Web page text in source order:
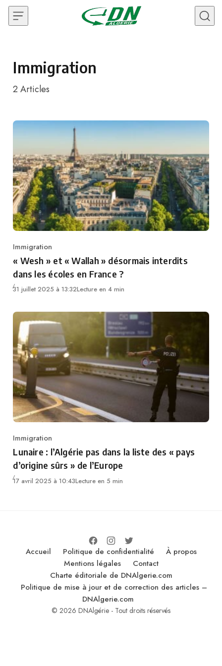
Skip to content
Immigration
2 Articles
Category
Immigration
« Wesh » et « Wallah » désormais interdits
dans les écoles en France ?
31 juillet 2025 à 13:32Lecture en 4 min
Category
Immigration
Lunaire : l’Algérie pas dans la liste des « pays
d’origine sûrs » de l’Europe
17 avril 2025 à 10:43Lecture en 5 min
Accueil Politique de confidentialité
À propos
Mentions légales
Contact
Charte éditoriale de DNAlgerie.com
Politique de mise à jour et de correction des articles –
DNAlgerie.com
© 2026 DNAlgérie - Tout droits réservés